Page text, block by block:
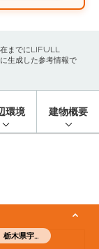
栃木県宇都宮市
在までにLIFULL
生成した参考情報で
環境 建物概要